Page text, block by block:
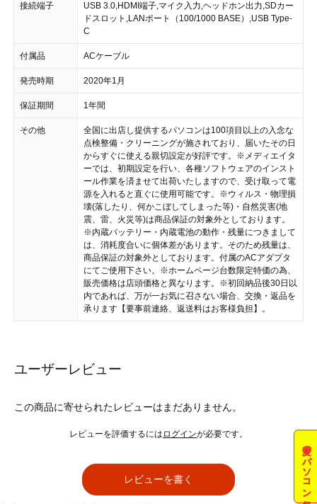
接続端子
USB 3.0,HDMI端子,マイク入力,ヘッドホン出力,SDカー
ドスロット,LANポート（100/1000 BASE）,USB Type-
C
付属品 ACケーブル
発売時期 2020年1月
保証期間 1年間
その他
全国に出店し提供するパソコンは100項目以上の入念な
点検整備・クリーニングが施されており、届いたその日
からすぐに使える親切設定が好評です。 ※メディエイタ
ーでは、初期設定を行い、各種ソフトウェアのインスト
ール作業を済ませて出荷いたしますので、受け取って電
源を入れると直ぐに使用可能です。 ※ウィルス・物理損
壊(落したり、何かこぼしてしまった等)・自然災害(地
震、雷、火災等)は商品保証の対象外としております。
※内蔵バッテリー・内蔵電池の動作・残量につきまして
は、消耗度合いに個体差があります。そのため残量は、
商品保証の対象外としております。付属のACアダプタ
にてご使用下さい。 ※ホームページ台数限定特価の為、
販売価格は店頭価格と異なります。 ※初回納品後30日以
内であれば、万が一お気に召さない場合、交換・返品を
承ります【要事前連絡、返送料はお客様負担】。
ユーザーレビュー
この商品に寄せられたレビューはまだありません。
レビューを評価するには ログインが必要です。
レビューを書く 夏のパソコン祭